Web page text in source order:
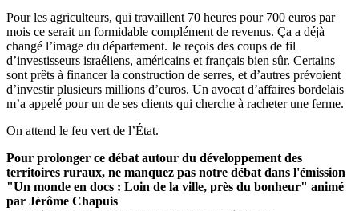
Pour les agriculteurs, qui travaillent 70 heures pour 700 euros par
mois ce serait un formidable complément de revenus. Ça a déjà
changé l’image du département. Je reçois des coups de fil
d’investisseurs israéliens, américains et français bien sûr. Certains
sont prêts à financer la construction de serres, et d’autres prévoient
d’investir plusieurs millions d’euros. Un avocat d’affaires bordelais
m’a appelé pour un de ses clients qui cherche à racheter une ferme.
On attend le feu vert de l’État.
Pour prolonger ce débat autour du développement des
territoires ruraux, ne manquez pas notre débat dans l'émission
"Un monde en docs : Loin de la ville, près du bonheur" animé
par Jérôme Chapuis